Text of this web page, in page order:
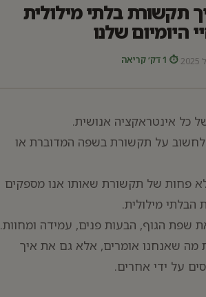
תקשורת בלתי מילולית
היומיום שלנו
⏱ 1 דק׳ קריאה
כל אינטראקציה אנושית.
לחשוב על תקשורת בשפה המדוברת או
פחות של תקשורת שאותו אנו מספקים
הבלתי מילולית.
שפת הגוף, הבעות פנים, עמידה ומחוות.
מה שאנחנו אומרים, אלא גם את איך
על ידי אחרים.